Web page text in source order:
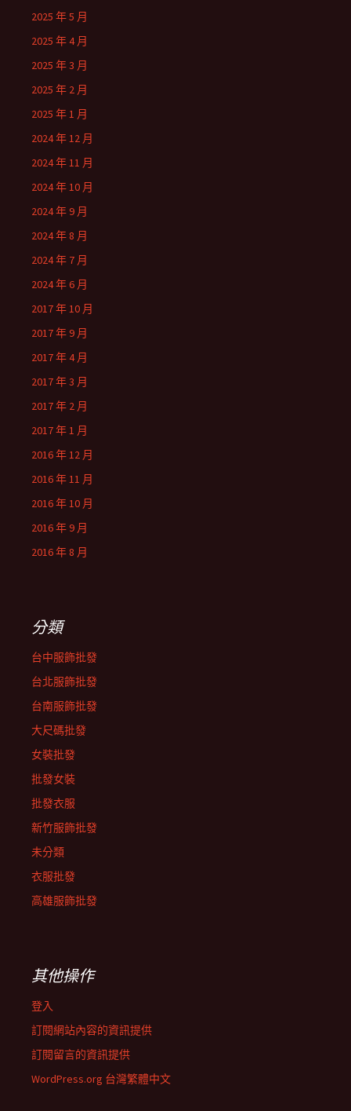
2025 年 5 月
2025 年 4 月
2025 年 3 月
2025 年 2 月
2025 年 1 月
2024 年 12 月
2024 年 11 月
2024 年 10 月
2024 年 9 月
2024 年 8 月
2024 年 7 月
2024 年 6 月
2017 年 10 月
2017 年 9 月
2017 年 4 月
2017 年 3 月
2017 年 2 月
2017 年 1 月
2016 年 12 月
2016 年 11 月
2016 年 10 月
2016 年 9 月
2016 年 8 月
分類
台中服飾批發
台北服飾批發
台南服飾批發
大尺碼批發
女裝批發
批發女裝
批發衣服
新竹服飾批發
未分類
衣服批發
高雄服飾批發
其他操作
登入
訂閱網站內容的資訊提供
訂閱留言的資訊提供
WordPress.org 台灣繁體中文